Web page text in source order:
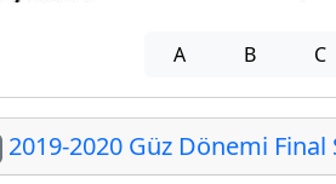
A B C
2019-2020 Güz Dönemi Final